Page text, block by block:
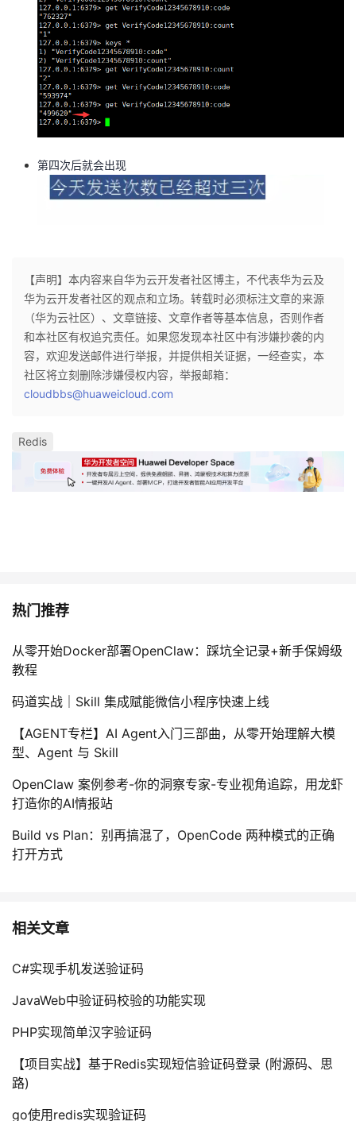
第四次后就会出现
【声明】本内容来自华为云开发者社区博主，不代表华为云及
华为云开发者社区的观点和立场。转载时必须标注文章的来源
（华为云社区）、文章链接、文章作者等基本信息，否则作者
和本社区有权追究责任。如果您发现本社区中有涉嫌抄袭的内
容，欢迎发送邮件进行举报，并提供相关证据，一经查实，本
社区将立刻删除涉嫌侵权内容，举报邮箱：
cloudbbs@huaweicloud.com
Redis
热门推荐
从零开始Docker部署OpenClaw：踩坑全记录+新手保姆级
教程
码道实战｜Skill 集成赋能微信小程序快速上线
【AGENT专栏】AI Agent入门三部曲，从零开始理解大模
型、Agent 与 Skill
OpenClaw 案例参考-你的洞察专家-专业视角追踪，用龙虾
打造你的AI情报站
Build vs Plan：别再搞混了，OpenCode 两种模式的正确
打开方式
相关文章
C#实现手机发送验证码
JavaWeb中验证码校验的功能实现
PHP实现简单汉字验证码
【项目实战】基于Redis实现短信验证码登录 (附源码、思
路)
go使用redis实现验证码